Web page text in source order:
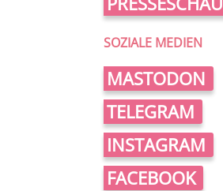
SOZIALE MEDIEN
MASTODON
TELEGRAM
INSTAGRAM
FACEBOOK